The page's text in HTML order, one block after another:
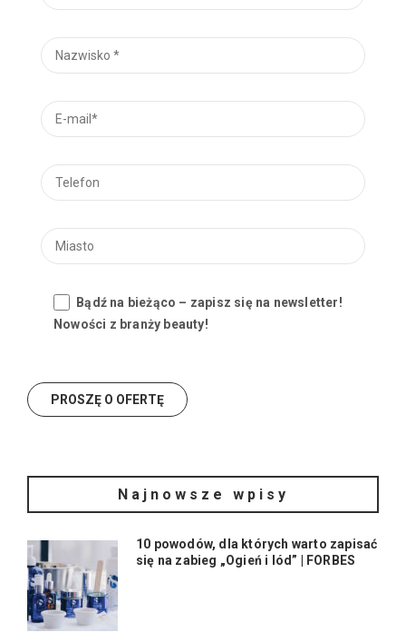
Bądź na bieżąco – zapisz się na newsletter!
Nowości z branży beauty!
Najnowsze wpisy
10 powodów, dla których warto zapisać
się na zabieg „Ogień i lód” | FORBES